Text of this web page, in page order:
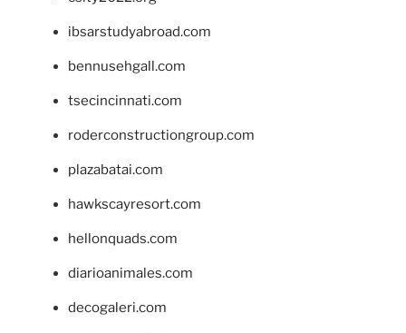
ibsarstudyabroad.com
bennusehgall.com
tsecincinnati.com
roderconstructiongroup.com
plazabatai.com
hawkscayresort.com
hellonquads.com
diarioanimales.com
decogaleri.com